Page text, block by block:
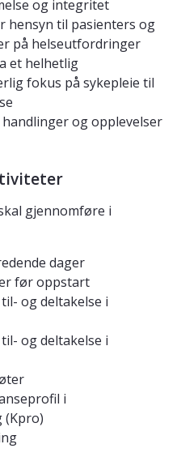
og integritet
hensyn til pasienters og
på helseutfordringer
et helhetlig
fokus på sykepleie til
og opplevelser
gjennomføre i
dager
før oppstart
og deltakelse i
og deltakelse i
i
(Kpro)